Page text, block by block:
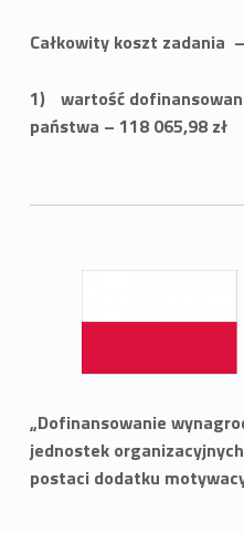
Całkowity koszt zadania
wartość
państwa – 118 065,98 zł
„Dofinansowanie
jednostek
postaci dodatku